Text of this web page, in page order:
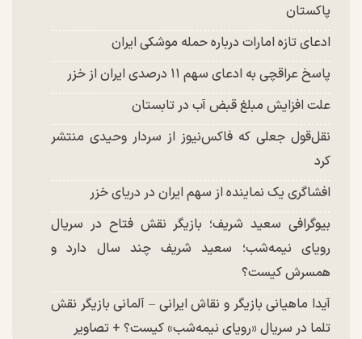
پاکستان
ادعای تازه امارات درباره حمله موشکی ایران
پاسخ عراقچی به ادعای سهم ۱۱ درصدی ایران از خزر
علت افزایش مبلغ قبض آب در تابستان
نقل‌قول جعلی که فاکس‌نیوز از سردار وحیدی منتشر
کرد
افشاگری یک نماینده از سهم ایران در دریای خزر
بیوگرافی سعید شریف؛ بازیگر نقش فتاح در سریال
رویای نیمه‌شب؛ سعید شریف چند سال دارد و
همسرش کیست؟
آیدا ماهیانی بازیگر و نقاش ایرانی – آلمانی بازیگر نقش
تلما در سریال «رویای نیمه‌شب» کیست؟ + تصاویر